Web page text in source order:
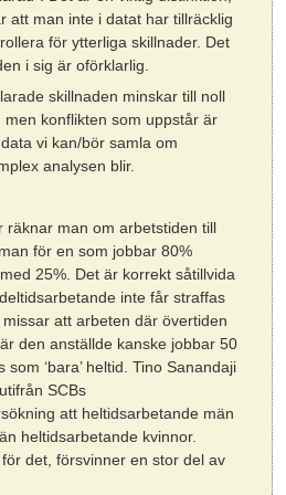
att man inte i datat har tillräcklig
för ytterliga skillnader. Det
i sig är oförklarlig.
skillnaden minskar till noll
konflikten som uppstår är
vi kan/bör samla om
analysen blir.
räknar man om arbetstiden till
för en som jobbar 80%
25%. Det är korrekt såtillvida
inte får straffas
att arbeten där övertiden
den anställde kanske jobbar 50
‘bara’ heltid. Tino Sanandaji
SCBs
att heltidsarbetande män
heltidsarbetande kvinnor.
det, försvinner en stor del av